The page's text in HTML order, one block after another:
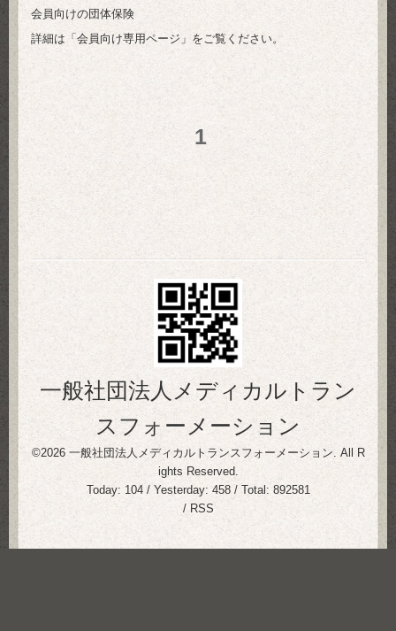
会員向けの団体保険
詳細は「会員向け専用ページ」をご覧ください。
1
一般社団法人メディカルトラン
スフォーメーション
©2026 一般社団法人メディカルトランスフォーメーション. All R
ights Reserved.
Today: 104/ Yesterday: 458/ Total: 892581
/ RSS